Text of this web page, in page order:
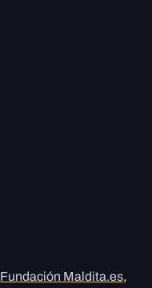
Fundación Maldita.es,